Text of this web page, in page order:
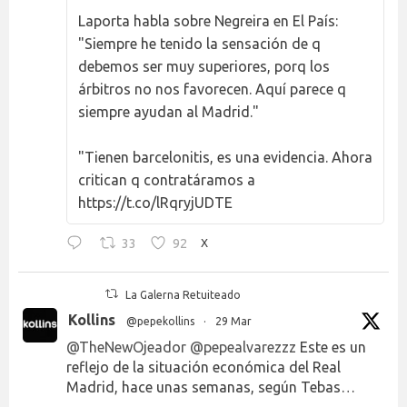
Laporta habla sobre Negreira en El País:
"Siempre he tenido la sensación de q
debemos ser muy superiores, porq los
árbitros no nos favorecen. Aquí parece q
siempre ayudan al Madrid."
"Tienen barcelonitis, es una evidencia. Ahora
critican q contratáramos a
https://t.co/lRqryjUDTE
33 92 X
La Galerna Retuiteado
Kollins @pepekollins · 29 Mar
@TheNewOjeador @pepealvarezzz Este es un
reflejo de la situación económica del Real
Madrid, hace unas semanas, según Tebas…